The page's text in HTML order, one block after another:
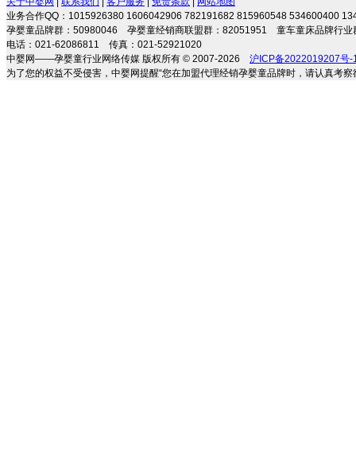
业务合作QQ：1015926380 1606042906 782191682 815960548 534600400
孕婴童品牌群：50980046 孕婴童经销商联盟群：82051951 童车童床品牌行
电话：021-62086811 传真：021-52921020
中婴网——孕婴童行业网络传媒 版权所有 © 2007-2026 沪ICP备2022019207号-
为了您的权益不受侵害，中婴网提醒“您在加盟代理经销孕婴童品牌时，请认真考